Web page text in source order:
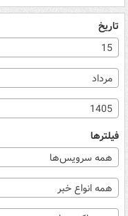
تاریخ
15
مرداد
1405
فیلترها
همه سرویس‌ها
همه انواع خبر